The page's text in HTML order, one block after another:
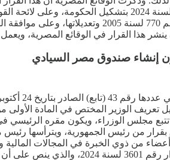
الصادرة بالقرار الوزارى رقم
ينشر هذا القرار في الوقائع المصرية،
إنشاء صندوق مصر السيادي
تعريف الوزير المختص في المادة
بقرار من رئيس الجمهورية، ويترأسها
من ذوي الخبرة في المجالات المالية
القانون رقم 177 لسنة 2018.